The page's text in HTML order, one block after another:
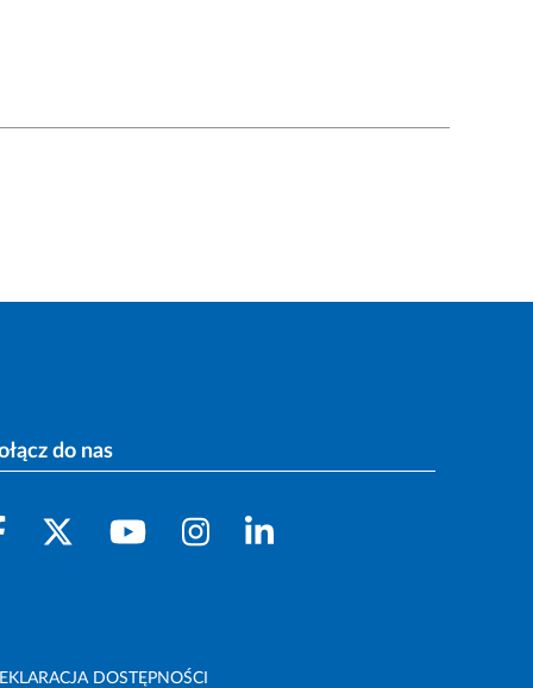
do nas
DOSTĘPNOŚCI